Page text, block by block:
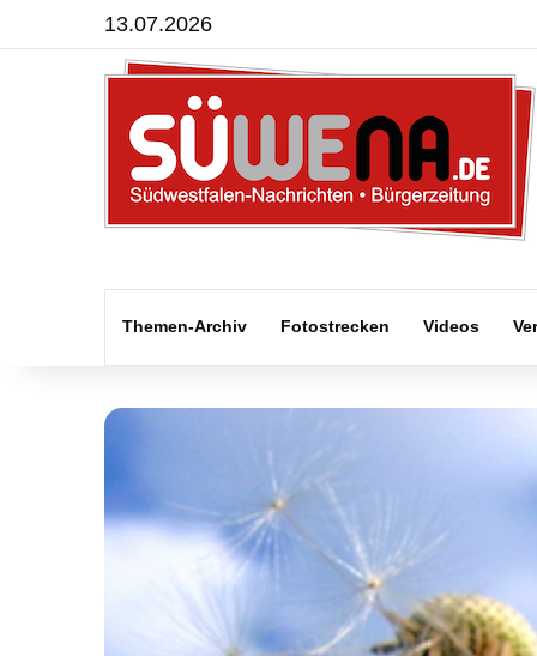
13.07.2026
Themen-Archiv Fotostrecken Videos